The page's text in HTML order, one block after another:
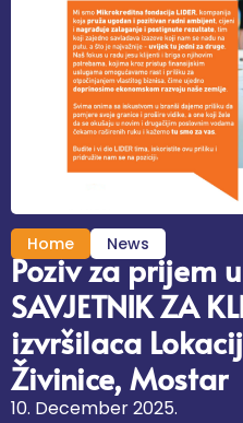
Home News
Poziv za prijem
SAVJETNIK ZA
izvršilaca
Živinice, Mostar
10. December 2025.